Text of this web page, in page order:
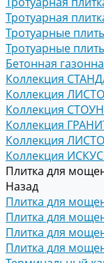
Тротуарная
Тротуарные
Тротуарные
Бетонная
Коллекция
Коллекция
Коллекция
Коллекция
Коллекция
Коллекция
Плитка для
Назад
Плитка для
Плитка для
Плитка для
Плитка для